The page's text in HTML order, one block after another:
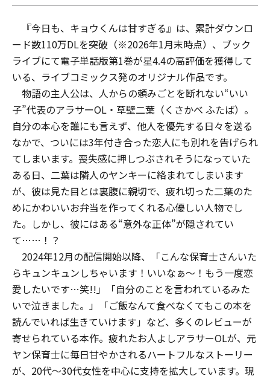
『今日も、キョウくんは甘すぎる』は、累計ダウンロ
ード数110万DLを突破（※2026年1月末時点）、ブック
ライブにて電子単話版第1巻が星4.4の高評価を獲得して
いる、ライブコミックス発のオリジナル作品です。
物語の主人公は、人からの頼みごとを断れない“いい
子”代表のアラサーOL・草壁二葉（くさかべ ふたば）。
自分の本心を誰にも言えず、他人を優先する日々を送る
なかで、ついには3年付き合った恋人にも別れを告げられ
てしまいます。喪失感に押しつぶされそうになっていた
ある日、二葉は隣人のヤンキーに絡まれてしまいます
が、彼は見た目とは裏腹に親切で、疲れ切った二葉のた
めにかわいいお弁当を作ってくれる心優しい人物でし
た。しかし、彼にはある“意外な正体”が隠されてい
て……！？
2024年12月の配信開始以降、「こんな保育士さんいた
らキュンキュンしちゃいます！いいなぁ〜！もう一度恋
愛したいです…笑!!」「自分のことを言われているみた
いで泣きました。」「ご飯なんて食べなくてもこの本を
読んでいれば生きていけます」など、多くのレビューが
寄せられている本作。疲れたお人よしアラサーOLが、元
ヤン保育士に毎日甘やかされるハートフルなストーリー
が、20代～30代女性を中心に支持を拡大しています。現